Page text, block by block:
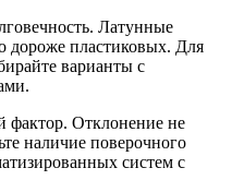
Латунные
дороже пластиковых. Для
варианты с
фактор. Отклонение не
наличие поверочного
систем с